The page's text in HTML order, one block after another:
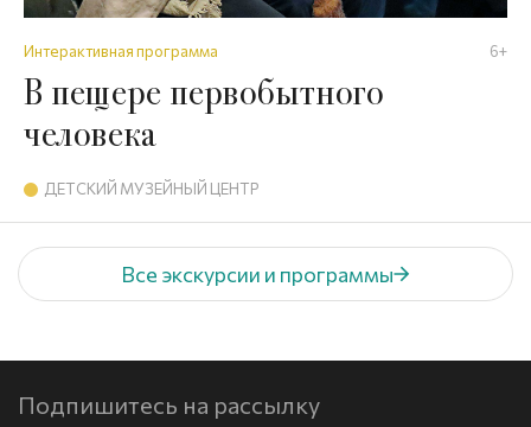
Интерактивная программа 6+
В пещере первобытного
человека
ДЕТСКИЙ МУЗЕЙНЫЙ ЦЕНТР
Все экскурсии и программы
Подпишитесь на рассылку